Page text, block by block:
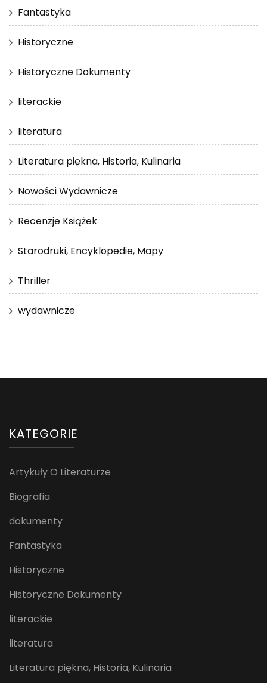
Fantastyka
Historyczne
Historyczne Dokumenty
literackie
literatura
Literatura piękna, Historia, Kulinaria
Nowości Wydawnicze
Recenzje Książek
Starodruki, Encyklopedie, Mapy
Thriller
wydawnicze
KATEGORIE
Artykuły O Literaturze
Biografia
dokumenty
Fantastyka
Historyczne
Historyczne Dokumenty
literackie
literatura
Literatura piękna, Historia, Kulinaria